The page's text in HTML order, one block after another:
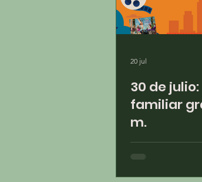
30 de julio:
familiar
m.
20 jul